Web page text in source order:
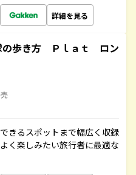
詳細を見る
歩き方 Ｐｌａｔ ロン
きるスポットまで幅広く収録
く楽しみたい旅行者に最適な